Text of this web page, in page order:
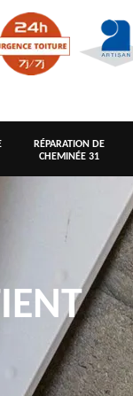
RÉPARATION DE
CHEMINÉE 31